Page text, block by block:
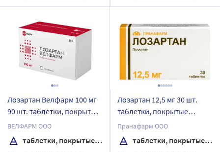
Лозартан Велфарм 100 мг
90 шт. таблетки, покрытые
пленочной оболочкой
ВЕЛФАРМ ООО
таблетки, покрытые пленочной оболочкой
Лозартан 12,5 мг 30 шт.
таблетки, покрытые
пленочной оболочкой
Пранафарм ООО
таблетки, покрытые пленочной оболочкой